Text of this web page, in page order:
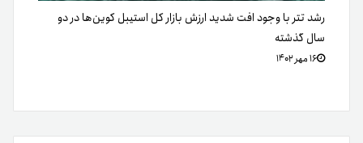
رشد تتر با وجود افت شدید ارزش بازار کل استیبل کوین‌ها در دو
سال گذشته
۱۶ مهر ۱۴۰۲